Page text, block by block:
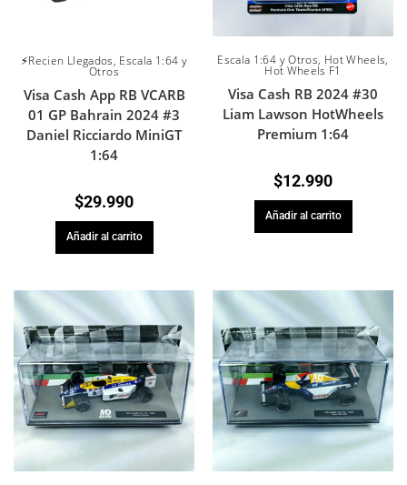
⚡Recien Llegados, Escala 1:64 y
Otros
Visa Cash App RB VCARB
01 GP Bahrain 2024 #3
Daniel Ricciardo MiniGT
1:64
$29.990
Añadir al carrito
Escala 1:64 y Otros, Hot Wheels,
Hot Wheels F1
Visa Cash RB 2024 #30
Liam Lawson HotWheels
Premium 1:64
$12.990
Añadir al carrito